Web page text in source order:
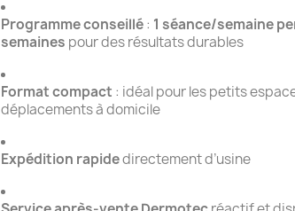
Programme conseillé: 1 séance/semaine
semaines pour des résultats durables
Format compact : idéal pour les petits
déplacements à domicile
Expédition rapidedirectement d’usine